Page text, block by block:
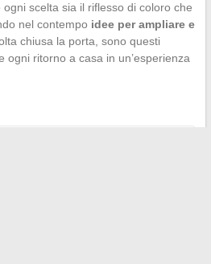
scelta sia il riflesso di coloro che
nel contempo idee per ampliare e
chiusa la porta, sono questi
ogni ritorno a casa in un’esperienza